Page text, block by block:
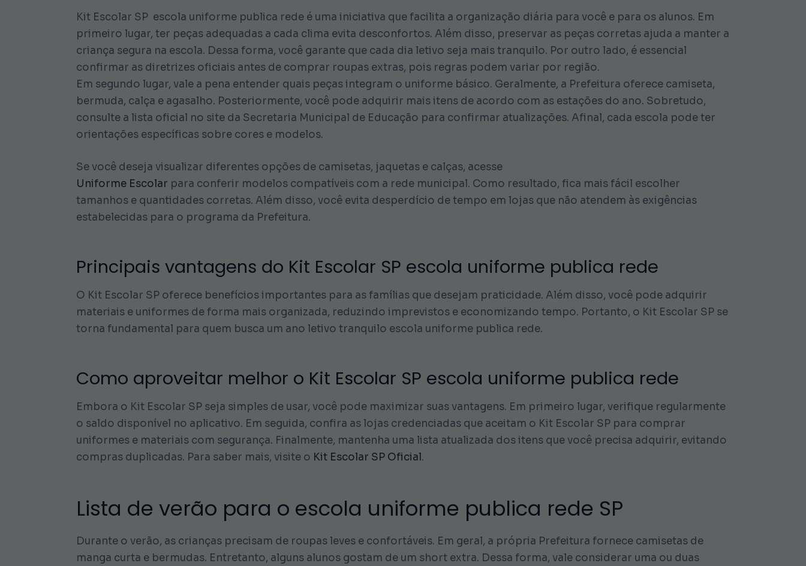
Kit Escolar SP escola uniforme publica rede é uma iniciativa que facilita a organização diária para você e para os alunos. Em
primeiro lugar, ter peças adequadas a cada clima evita desconfortos. Além disso, preservar as peças corretas ajuda a manter a
criança segura na escola. Dessa forma, você garante que cada dia letivo seja mais tranquilo. Por outro lado, é essencial
confirmar as diretrizes oficiais antes de comprar roupas extras, pois regras podem variar por região.
Em segundo lugar, vale a pena entender quais peças integram o uniforme básico. Geralmente, a Prefeitura oferece camiseta,
bermuda, calça e agasalho. Posteriormente, você pode adquirir mais itens de acordo com as estações do ano. Sobretudo,
consulte a lista oficial no site da Secretaria Municipal de Educação para confirmar atualizações. Afinal, cada escola pode ter
orientações específicas sobre cores e modelos.
Se você deseja visualizar diferentes opções de camisetas, jaquetas e calças, acesse
Uniforme Escolar para conferir modelos compatíveis com a rede municipal. Como resultado, fica mais fácil escolher
tamanhos e quantidades corretas. Além disso, você evita desperdício de tempo em lojas que não atendem às exigências
estabelecidas para o programa da Prefeitura.
Principais vantagens do Kit Escolar SP escola uniforme publica rede
O Kit Escolar SP oferece benefícios importantes para as famílias que desejam praticidade. Além disso, você pode adquirir
materiais e uniformes de forma mais organizada, reduzindo imprevistos e economizando tempo. Portanto, o Kit Escolar SP se
torna fundamental para quem busca um ano letivo tranquilo escola uniforme publica rede.
Como aproveitar melhor o Kit Escolar SP escola uniforme publica rede
Embora o Kit Escolar SP seja simples de usar, você pode maximizar suas vantagens. Em primeiro lugar, verifique regularmente
o saldo disponível no aplicativo. Em seguida, confira as lojas credenciadas que aceitam o Kit Escolar SP para comprar
uniformes e materiais com segurança. Finalmente, mantenha uma lista atualizada dos itens que você precisa adquirir, evitando
compras duplicadas. Para saber mais, visite o Kit Escolar SP Oficial.
Lista de verão para o escola uniforme publica rede SP
Durante o verão, as crianças precisam de roupas leves e confortáveis. Em geral, a própria Prefeitura fornece camisetas de
manga curta e bermudas. Entretanto, alguns alunos gostam de um short extra. Dessa forma, vale considerar uma ou duas